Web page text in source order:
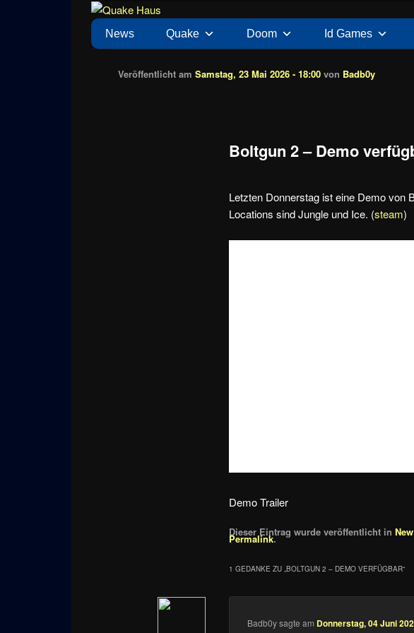
Quake Haus
News zu Quake, Doom, FPS, Arcade
Hauptmenü
News Quake Doom Id Games
Boltgun 2 – Demo
Veröffentlicht amSamstag, 23 Mai 2026 - 18:00 von Badb0y
Letzten Donnerstag ist eine Demo von
Locations sind Jungle und Ice. (steam)
Demo Trailer
Dieser Eintrag wurde veröffentlicht in
Permalink.
1 GEDANKE ZU „BOLTGUN 2 – DEMO VERFÜGBAR“
Badb0ysagte am Donnerstag, 04 Juni